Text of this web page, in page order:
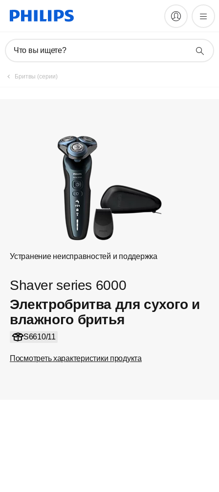
Что вы ищете?
Бритвы (серии)
Устранение неисправностей и поддержка
Shaver series 6000
Электробритва для сухого и
влажного бритья
S6610/11
Посмотреть характеристики продукта
Руководства и документация